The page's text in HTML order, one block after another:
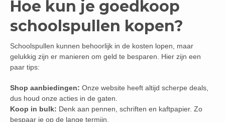
Hoe kun je goedkoop
schoolspullen kopen?
Schoolspullen kunnen behoorlijk in de kosten lopen, maar
gelukkig zijn er manieren om geld te besparen. Hier zijn een
paar tips:
Shop aanbiedingen: Onze website heeft altijd scherpe deals,
dus houd onze acties in de gaten.
Koop in bulk: Denk aan pennen, schriften en kaftpapier. Zo
bespaar je op de lange termijn.